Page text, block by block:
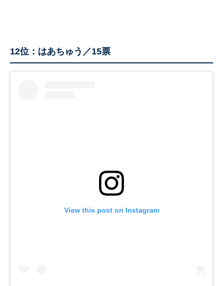
12位：はあちゅう／15票
View this post on Instagram